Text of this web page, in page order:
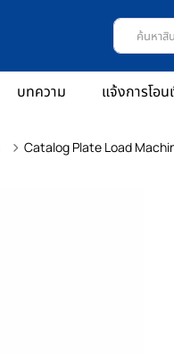
บทความ แจ้งการโอน
Catalog Plate Load